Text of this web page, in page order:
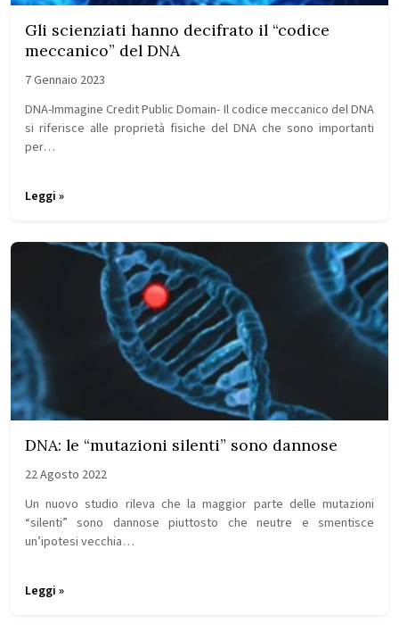
Gli scienziati hanno decifrato il “codice
meccanico” del DNA
7 Gennaio 2023
DNA-Immagine Credit Public Domain- Il codice meccanico del DNA
si riferisce alle proprietà fisiche del DNA che sono importanti
per…
Leggi »
DNA: le “mutazioni silenti” sono dannose
22 Agosto 2022
Un nuovo studio rileva che la maggior parte delle mutazioni
“silenti” sono dannose piuttosto che neutre e smentisce
un’ipotesi vecchia…
Leggi »